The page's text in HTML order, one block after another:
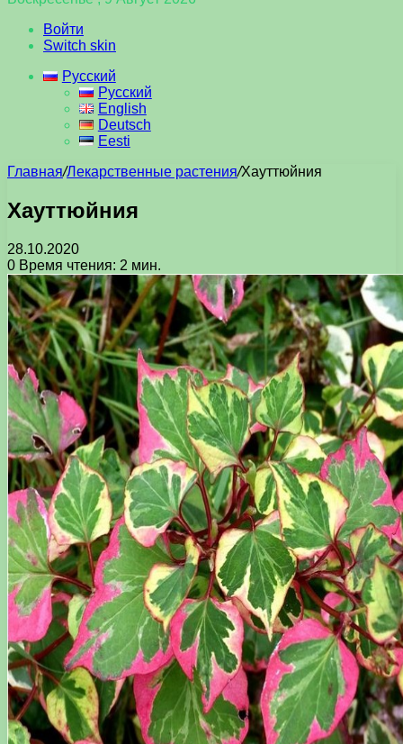
Войти
Switch skin
Русский
Русский
English
Deutsch
Eesti
Главная/Лекарственные растения/Хауттюйния
Хауттюйния
28.10.2020
0 Время чтения: 2 мин.